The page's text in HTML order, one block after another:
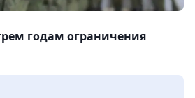
годам ограничения